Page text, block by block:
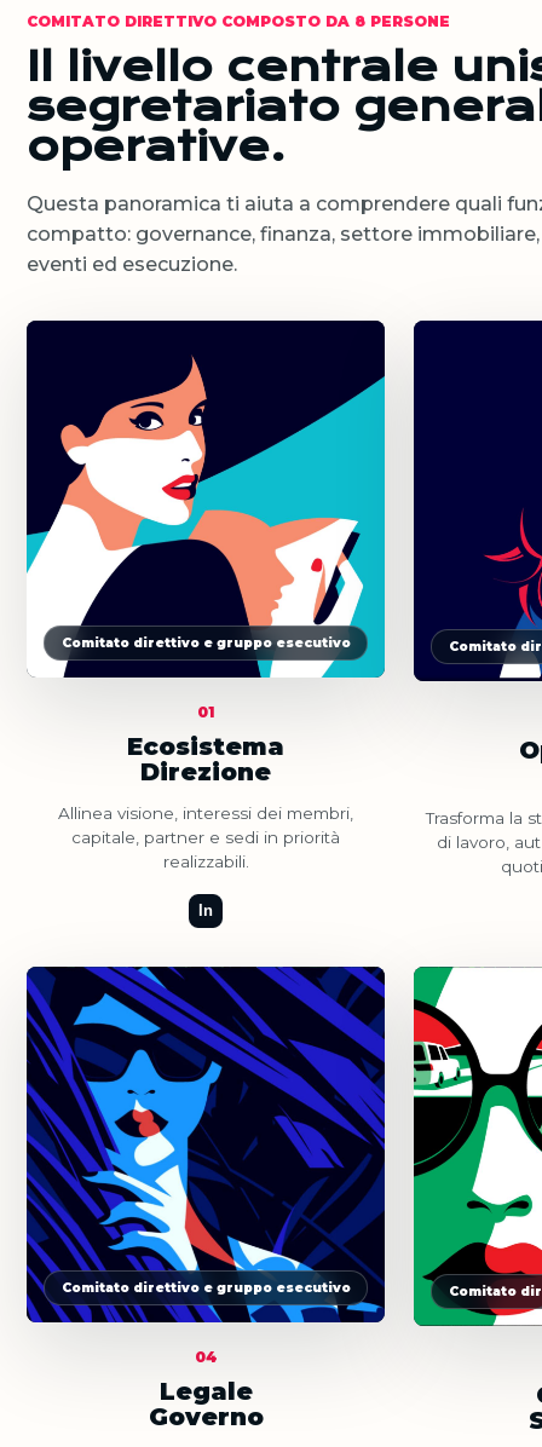
COMITATO DIRETTIVO COMPOSTO DA 8 PERSONE
Il livello centrale
segretariato
operative.
Questa panoramica ti aiuta a comprendere quali
compatto: governance, finanza, settore
eventi ed esecuzione.
Comitato direttivo e gruppo esecutivo
01
Ecosistema
Direzione
Allinea visione, interessi dei membri,
capitale, partner e sedi in priorità
realizzabili.
In
Comitato
Trasforma la
di lavoro,
Comitato direttivo e gruppo esecutivo
04
Legale
Governo
Comitato